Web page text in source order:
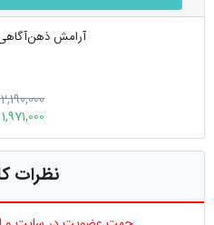
آرامش
2,190,000 ریال
1,971,000 ریال
نظرات